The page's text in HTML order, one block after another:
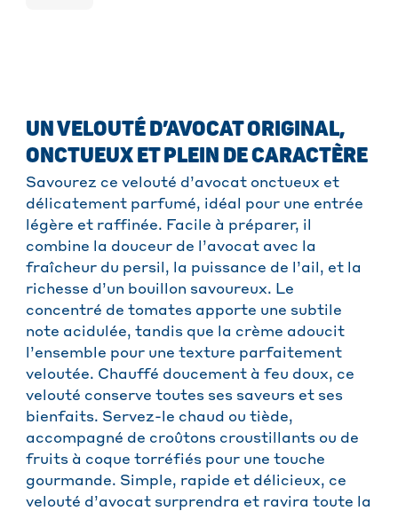
UN VELOUTÉ D’AVOCAT ORIGINAL,
ONCTUEUX ET PLEIN DE CARACTÈRE
Savourez ce velouté d’avocat onctueux et
délicatement parfumé, idéal pour une entrée
légère et raffinée. Facile à préparer, il
combine la douceur de l’avocat avec la
fraîcheur du persil, la puissance de l’ail, et la
richesse d’un bouillon savoureux. Le
concentré de tomates apporte une subtile
note acidulée, tandis que la crème adoucit
l’ensemble pour une texture parfaitement
veloutée. Chauffé doucement à feu doux, ce
velouté conserve toutes ses saveurs et ses
bienfaits. Servez-le chaud ou tiède,
accompagné de croûtons croustillants ou de
fruits à coque torréfiés pour une touche
gourmande. Simple, rapide et délicieux, ce
velouté d’avocat surprendra et ravira toute la